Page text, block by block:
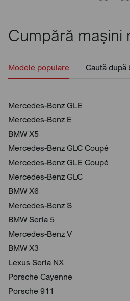
Cumpără mașini
Modele populare Caută după
Mercedes-Benz GLE
Mercedes-Benz E
BMW X5
Mercedes-Benz GLC Coupé
Mercedes-Benz GLE Coupé
Mercedes-Benz GLC
BMW X6
Mercedes-Benz S
BMW Seria 5
Mercedes-Benz V
BMW X3
Lexus Seria NX
Porsche Cayenne
Porsche 911